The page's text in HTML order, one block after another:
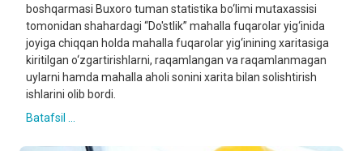
boshqarmasi Buxoro tuman statistika bo‘limi mutaxassisi
tomonidan shahardagi “Do'stlik” mahalla fuqarolar yig‘inida
joyiga chiqqan holda mahalla fuqarolar yig‘inining xaritasiga
kiritilgan o‘zgartirishlarni, raqamlangan va raqamlanmagan
uylarni hamda mahalla aholi sonini xarita bilan solishtirish
ishlarini olib bordi.
Batafsil ...